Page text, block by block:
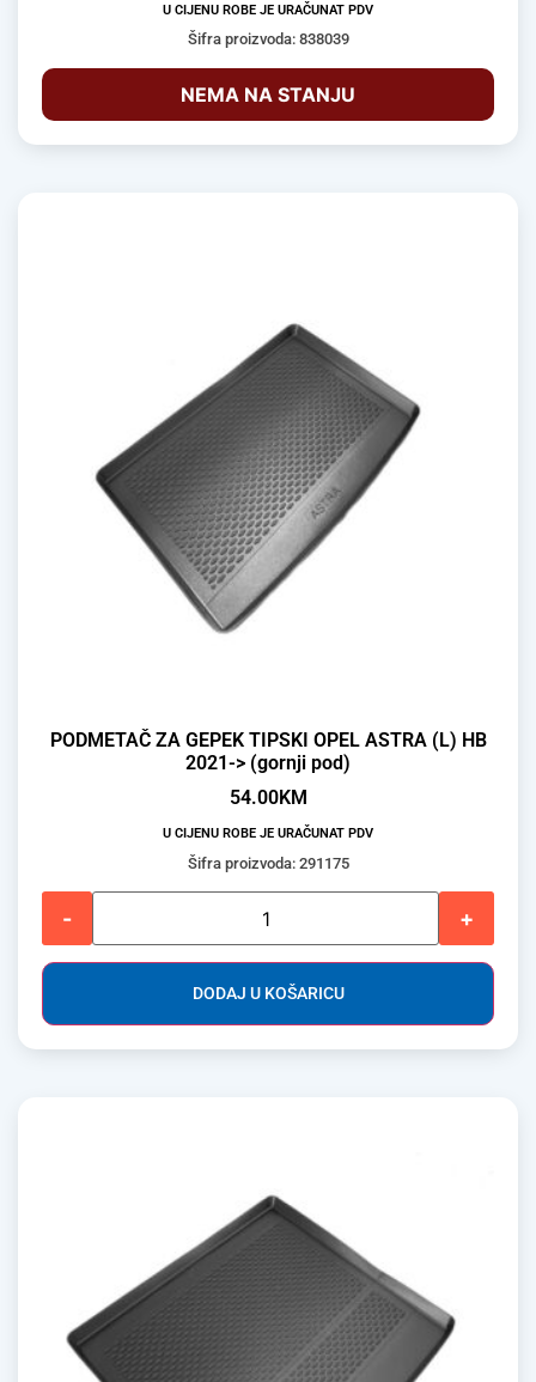
U CIJENU ROBE JE URAČUNAT PDV
Šifra proizvoda: 838039
NEMA NA STANJU
PODMETAČ ZA GEPEK TIPSKI OPEL ASTRA (L) HB
2021-> (gornji pod)
54.00KM
U CIJENU ROBE JE URAČUNAT PDV
Šifra proizvoda: 291175
- +
DODAJ U KOŠARICU